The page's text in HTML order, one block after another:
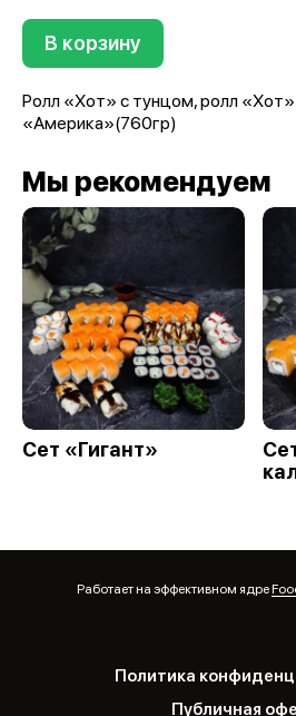
В корзину
Ролл «Хот» с тунцом, ролл «Хот»
«Америка»(760гр)
Мы рекомендуем
Сет «Гигант»
Работает на эффективном ядре
Политика
Публичная